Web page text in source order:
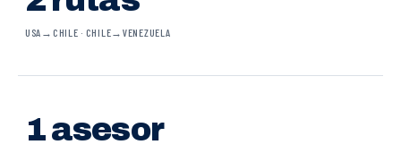
USA→CHILE · CHILE→VENEZUELA
1 asesor